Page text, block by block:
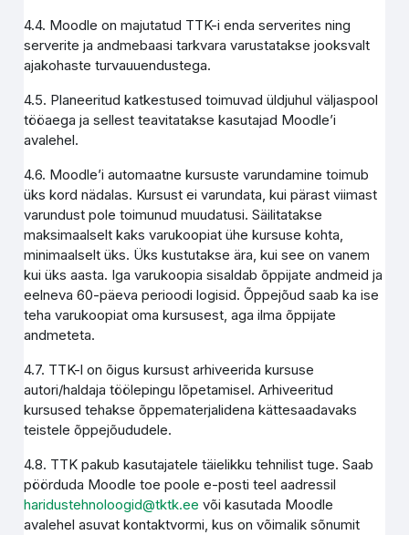
4.4. Moodle on majutatud TTK-i enda serverites ning
serverite ja andmebaasi tarkvara varustatakse jooksvalt
ajakohaste turvauuendustega.
4.5. Planeeritud katkestused toimuvad üldjuhul väljaspool
tööaega ja sellest teavitatakse kasutajad Moodle’i
avalehel.
4.6. Moodle’i automaatne kursuste varundamine toimub
üks kord nädalas. Kursust ei varundata, kui pärast viimast
varundust pole toimunud muudatusi. Säilitatakse
maksimaalselt kaks varukoopiat ühe kursuse kohta,
minimaalselt üks. Üks kustutakse ära, kui see on vanem
kui üks aasta. Iga varukoopia sisaldab õppijate andmeid ja
eelneva 60-päeva perioodi logisid. Õppejõud saab ka ise
teha varukoopiat oma kursusest, aga ilma õppijate
andmeteta.
4.7. TTK-l on õigus kursust arhiveerida kursuse
autori/haldaja töölepingu lõpetamisel. Arhiveeritud
kursused tehakse õppematerjalidena kättesaadavaks
teistele õppejõududele.
4.8. TTK pakub kasutajatele täielikku tehnilist tuge. Saab
pöörduda Moodle toe poole e-posti teel aadressil
haridustehnoloogid@tktk.ee või kasutada Moodle
avalehel asuvat kontaktvormi, kus on võimalik sõnumit